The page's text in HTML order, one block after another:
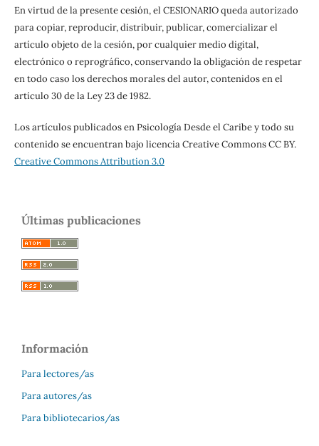
En virtud de la presente cesión, el CESIONARIO queda autorizado
para copiar, reproducir, distribuir, publicar, comercializar el
artículo objeto de la cesión, por cualquier medio digital,
electrónico o reprográfico, conservando la obligación de respetar
en todo caso los derechos morales del autor, contenidos en el
artículo 30 de la Ley 23 de 1982.
Los artículos publicados en Psicología Desde el Caribe y todo su
contenido se encuentran bajo licencia Creative Commons CC BY.
Creative Commons Attribution 3.0
Últimas publicaciones
Información
Para lectores/as
Para autores/as
Para bibliotecarios/as